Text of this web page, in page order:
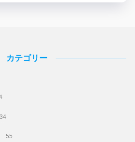
カテゴリー
34
55